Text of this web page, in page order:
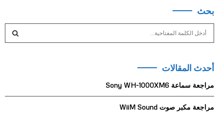
بحث
c
f
r
أحدث المقالات
مراجعة سماعة Sony WH-1000XM6
مراجعة مكبر صوت WiiM Sound